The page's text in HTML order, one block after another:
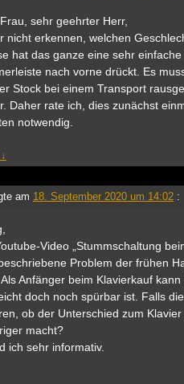
sehr geehrter Herr,
nicht erkennen, welchen
hat das ganze eine sehr
nach vorne drückt. Es
Stock bei einem Transport
Daher rate ich, dies zunächst
notwendig.
↓
am 18. September 2020 um 14:02 :
Video „Stummschaltung
Problem der frühen
Anfänger beim Klavierkauf
doch noch spürbar ist. Falls
ob der Unterschied zum
macht?
ich sehr informativ.